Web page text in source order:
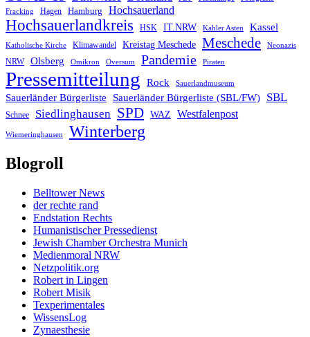
Fracking
Hagen Hamburg Hochsauerland
Hochsauerlandkreis HSK IT.NRW Kahler Asten Kassel
Katholische Kirche Klimawandel Kreistag Meschede Meschede Neonazis
NRW Olsberg Omikron Oversum Pandemie Piraten
Pressemitteilung Rock Sauerlandmuseum
Sauerländer Bürgerliste Sauerländer Bürgerliste (SBL/FW) SBL
Schnee Siedlinghausen SPD WAZ Westfalenpost
Wiemeringhausen Winterberg
Blogroll
Belltower News
der rechte rand
Endstation Rechts
Humanistischer Pressedienst
Jewish Chamber Orchestra Munich
Medienmoral NRW
Netzpolitik.org
Robert in Lingen
Robert Misik
Texperimentales
WissensLog
Zynaesthesie